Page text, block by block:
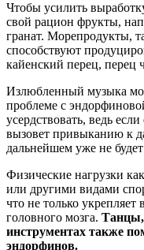
Чтобы усилить
свой рацион фрукты,
гранат. Морепродукты,
способствуют
кайенский перец, перец
Излюбленный музыка
проблеме с
усердствовать, ведь
вызовет привыканию к
дальнейшем уже не
Физические нагрузки
или другими видами
что не только
головного мозга. Танцы,
инструментах также
эндорфинов.